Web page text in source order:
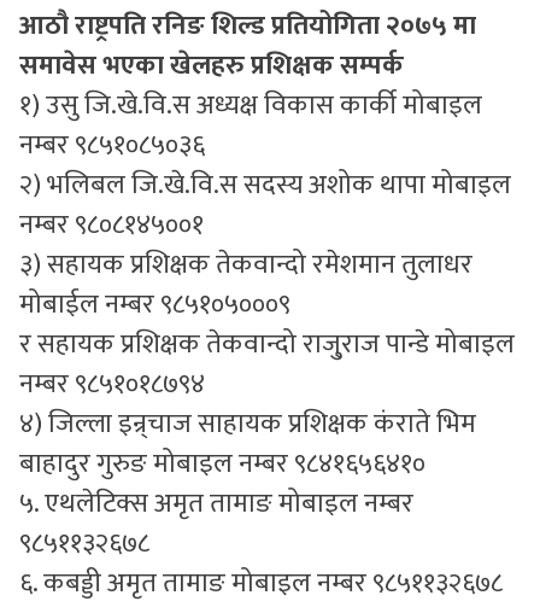
आठौ राष्ट्रपति रनिङ शिल्ड प्रतियोगिता २०७५ मा
समावेस भएका खेलहरु प्रशिक्षक सम्पर्क
१) उसु जि.खे.वि.स अध्यक्ष विकास कार्की मोबाइल
नम्बर ९८५१०८५०३६
२) भलिबल जि.खे.वि.स सदस्य अशोक थापा मोबाइल
नम्बर ९८०८१४५००१
३) सहायक प्रशिक्षक तेकवान्दो रमेशमान तुलाधर
मोबाईल नम्बर ९८५१०५०००९
र सहायक प्रशिक्षक तेकवान्दो राजु्राज पान्डे मोबाइल
नम्बर ९८५१०१८७९४
४) जिल्ला इन्र्चाज साहायक प्रशिक्षक कंराते भिम
बाहादुर गुरुङ मोबाइल नम्बर ९८४१६५६४१०
५. एथलेटिक्स अमृत तामाङ मोबाइल नम्बर
९८५११३२६७८
६. कबड्डी अमृत तामाङ मोबाइल नम्बर ९८५११३२६७८